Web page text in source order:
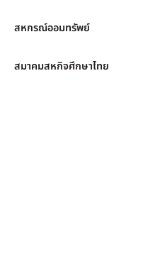
สหกรณ์ออมทรัพย์
สมาคมสหกิจศึกษาไทย